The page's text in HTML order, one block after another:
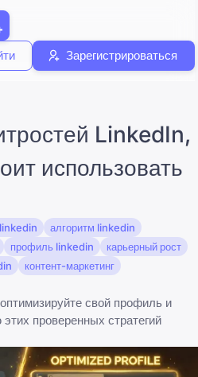
Зарегистрироваться
LinkedIn,
использовать
алгоритм linkedin
профиль linkedin
карьерный рост
контент-маркетинг
свой профиль и
проверенных стратегий